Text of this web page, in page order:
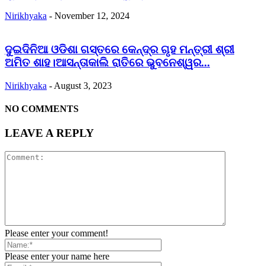
Nirikhyaka - November 12, 2024
ଦୁଇଦିନିଆ ଓଡିଶା ଗସ୍ତରେ କେନ୍ଦ୍ର ଗୃହ ମନ୍ତ୍ରୀ ଶ୍ରୀ
ଅମିତ ଶାହ।ଆସନ୍ତାକାଲି ରାତିରେ ଭୁବନେଶ୍ୱର...
Nirikhyaka - August 3, 2023
NO COMMENTS
LEAVE A REPLY
Please enter your comment!
Please enter your name here